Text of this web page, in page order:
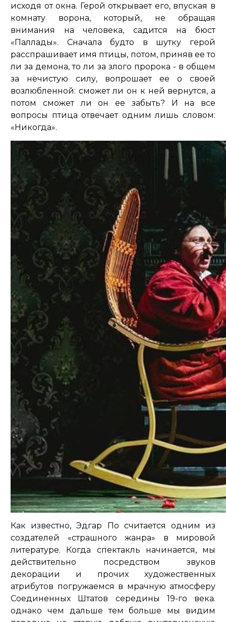
исходя от окна. Герой открывает его, впуская в
комнату ворона, который, не обращая
внимания на человека, садится на бюст
«Паллады». Сначала будто в шутку герой
расспрашивает имя птицы, потом, приняв ее то
ли за демона, то ли за злого пророка - в общем
за нечистую силу, вопрошает ее о своей
возлюбленной: сможет ли он к ней вернутся, а
потом сможет ли он ее забыть? И на все
вопросы птица отвечает одним лишь словом:
«Никогда».
Как известно, Эдгар По считается одним из
создателей «страшного жанра» в мировой
литературе. Когда спектакль начинается, мы
действительно посредством звуков
декорации и прочих художественных
атрибутов погружаемся в мрачную атмосферу
Соединенных Штатов середины 19-го века.
однако чем дальше тем больше мы видим